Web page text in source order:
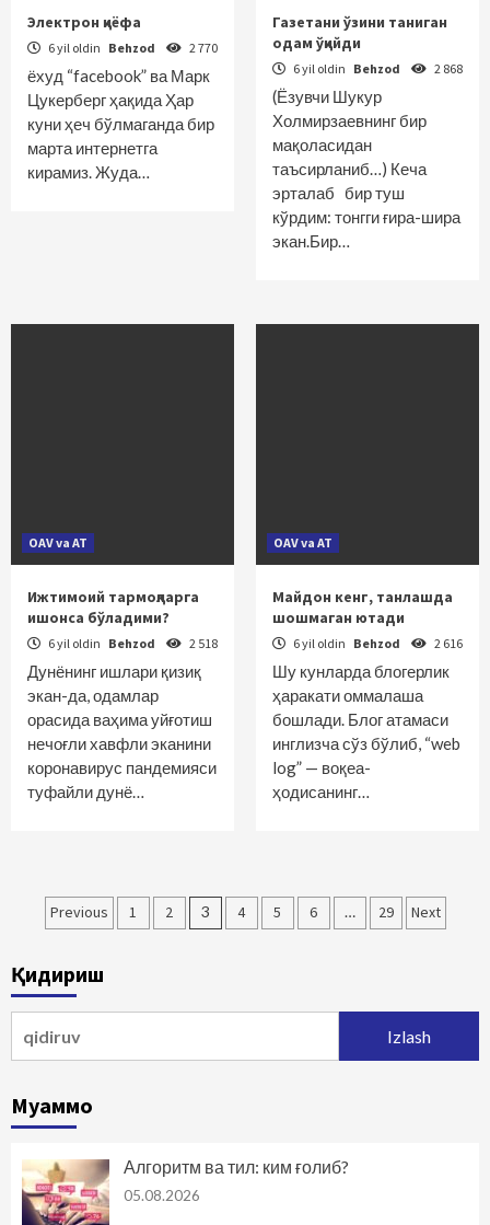
Электрон қиёфа
6 yil oldin Behzod 2 770
ёхуд “facebook” ва Марк
Цукерберг ҳақида Ҳар
куни ҳеч бўлмаганда бир
марта интернетга
кирамиз. Жуда…
Газетани ўзини таниган
одам ўқийди
6 yil oldin Behzod 2 868
(Ёзувчи Шукур
Холмирзаевнинг бир
мақоласидан
таъсирланиб…) Кеча
эрталаб бир туш
кўрдим: тонгги ғира-шира
экан.Бир…
OAV va AT
Ижтимоий тармоқларга
ишонса бўладими?
6 yil oldin Behzod 2 518
Дунёнинг ишлари қизиқ
экан-да, одамлар
орасида ваҳима уйғотиш
нечоғли хавфли эканини
коронавирус пандемияси
туфайли дунё…
OAV va AT
Майдон кенг, танлашда
шошмаган ютади
6 yil oldin Behzod 2 616
Шу кунларда блогерлик
ҳаракати оммалаша
бошлади. Блог атамаси
инглизча сўз бўлиб, “web
log” — воқеа-
ҳодисанинг…
Maqolalar
harakatlanish
Previous 1 2 3 4 5 6 … 29 Next
Қидириш
Муаммо
Алгоритм ва тил: ким ғолиб?
05.08.2026